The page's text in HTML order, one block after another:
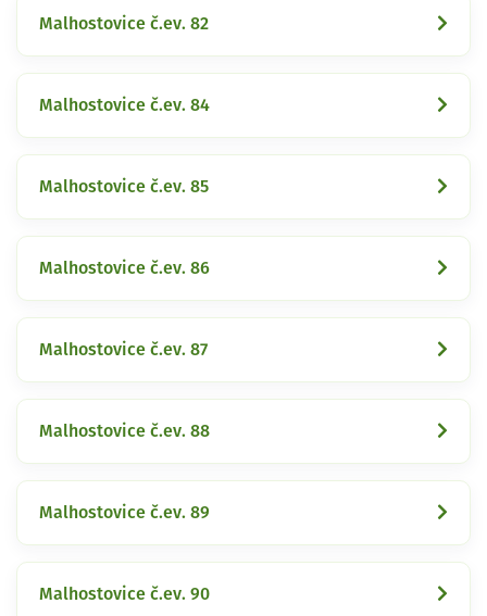
Malhostovice č.ev. 82
Malhostovice č.ev. 84
Malhostovice č.ev. 85
Malhostovice č.ev. 86
Malhostovice č.ev. 87
Malhostovice č.ev. 88
Malhostovice č.ev. 89
Malhostovice č.ev. 90